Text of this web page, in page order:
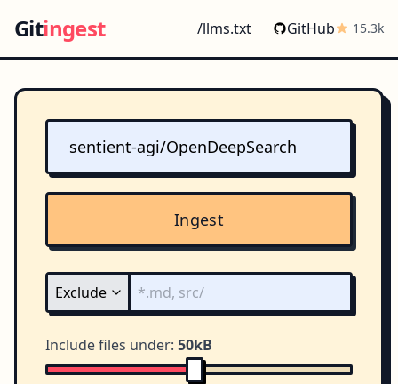
Gitingest /llms.txt GitHub 15.3k
Ingest
Include files under: 50kB